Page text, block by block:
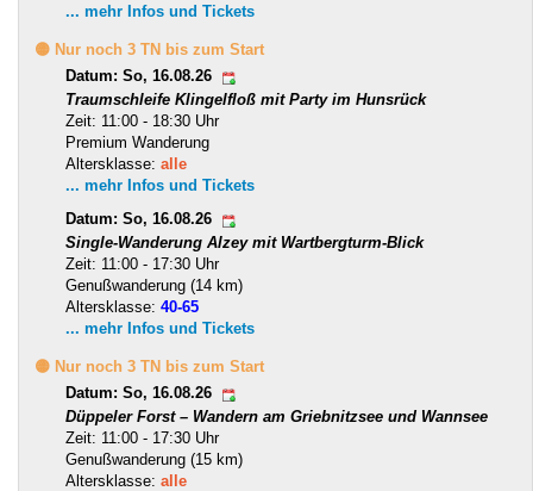
... mehr Infos und Tickets
🟡 Nur noch 3 TN bis zum Start
Datum: So, 16.08.26
Traumschleife Klingelfloß mit Party im Hunsrück
Zeit: 11:00 - 18:30 Uhr
Premium Wanderung
Altersklasse: alle
... mehr Infos und Tickets
Datum: So, 16.08.26
Single-Wanderung Alzey mit Wartbergturm-Blick
Zeit: 11:00 - 17:30 Uhr
Genußwanderung (14 km)
Altersklasse: 40-65
... mehr Infos und Tickets
🟡 Nur noch 3 TN bis zum Start
Datum: So, 16.08.26
Düppeler Forst – Wandern am Griebnitzsee und Wannsee
Zeit: 11:00 - 17:30 Uhr
Genußwanderung (15 km)
Altersklasse: alle